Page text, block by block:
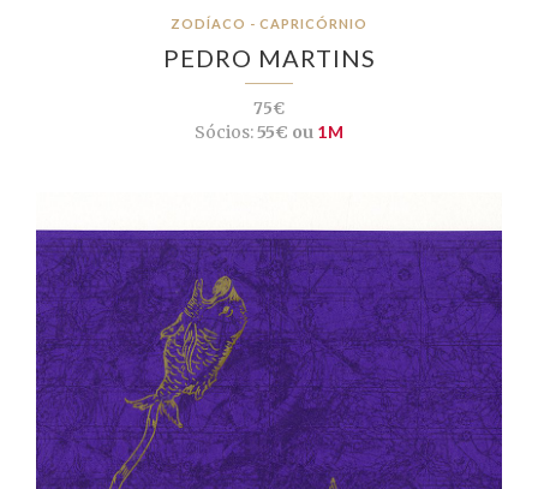
ZODÍACO - CAPRICÓRNIO
PEDRO MARTINS
75€
Sócios:55€ ou 1M